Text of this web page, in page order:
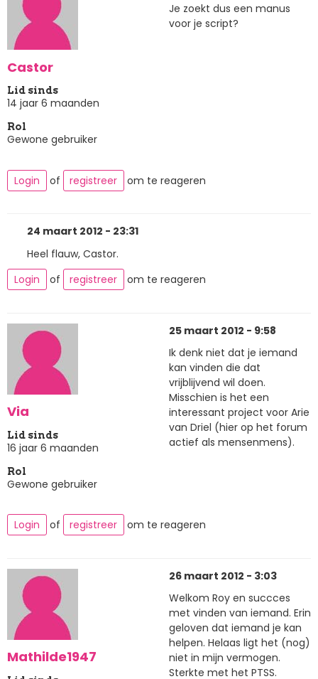
Castor
Lid sinds
14 jaar 6 maanden
Rol
Gewone gebruiker
Je zoekt dus een manus
voor je script?
Login of registreer om te reageren
24 maart 2012 - 23:31
Heel flauw, Castor.
Login
of registreer om te reageren
Via
Lid sinds
16 jaar 6 maanden
Rol
Gewone gebruiker
25 maart 2012 - 9:58
Ik denk niet dat je iemand
kan vinden die dat
vrijblijvend wil doen.
Misschien is het een
interessant project voor Arie
van Driel (hier op het forum
actief als mensenmens).
Login of registreer om te reageren
Mathilde1947
26 maart 2012 - 3:03
Welkom Roy en succces
met vinden van iemand. Erin
geloven dat iemand je kan
helpen. Helaas ligt het (nog)
niet in mijn vermogen.
Sterkte met het PTSS.